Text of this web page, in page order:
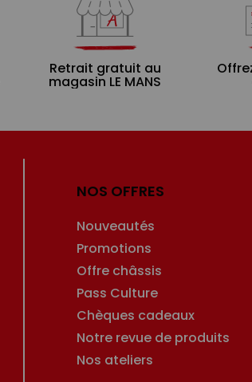
Retrait gratuit au
magasin LE MANS
NOS OFFRES
Nouveautés
Promotions
Offre châssis
Pass Culture
Chèques cadeaux
Notre revue de produits
Nos ateliers